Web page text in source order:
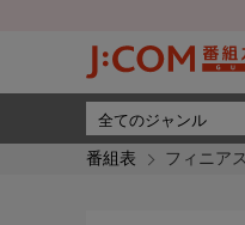
番組表 フィニア